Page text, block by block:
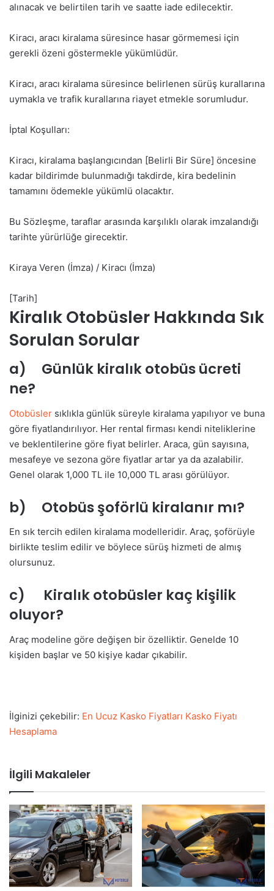
alınacak ve belirtilen tarih ve saatte iade edilecektir.
Kiracı, aracı kiralama süresince hasar görmemesi için
gerekli özeni göstermekle yükümlüdür.
Kiracı, aracı kiralama süresince belirlenen sürüş kurallarına
uymakla ve trafik kurallarına riayet etmekle sorumludur.
İptal Koşulları:
Kiracı, kiralama başlangıcından [Belirli Bir Süre] öncesine
kadar bildirimde bulunmadığı takdirde, kira bedelinin
tamamını ödemekle yükümlü olacaktır.
Bu Sözleşme, taraflar arasında karşılıklı olarak imzalandığı
tarihte yürürlüğe girecektir.
Kiraya Veren (İmza) / Kiracı (İmza)
[Tarih]
Kiralık Otobüsler Hakkında Sık
Sorulan Sorular
a) Günlük kiralık otobüs ücreti
ne?
Otobüsler sıklıkla günlük süreyle kiralama yapılıyor ve buna
göre fiyatlandırılıyor. Her rental firması kendi niteliklerine
ve beklentilerine göre fiyat belirler. Araca, gün sayısına,
mesafeye ve sezona göre fiyatlar artar ya da azalabilir.
Genel olarak 1,000 TL ile 10,000 TL arası görülüyor.
b) Otobüs şoförlü kiralanır mı?
En sık tercih edilen kiralama modelleridir. Araç, şoförüyle
birlikte teslim edilir ve böylece sürüş hizmeti de almış
olursunuz.
c) Kiralık otobüsler kaç kişilik
oluyor?
Araç modeline göre değişen bir özelliktir. Genelde 10
kişiden başlar ve 50 kişiye kadar çıkabilir.
İlginizi çekebilir: En Ucuz Kasko Fiyatları Kasko Fiyatı
Hesaplama
İlgili Makaleler